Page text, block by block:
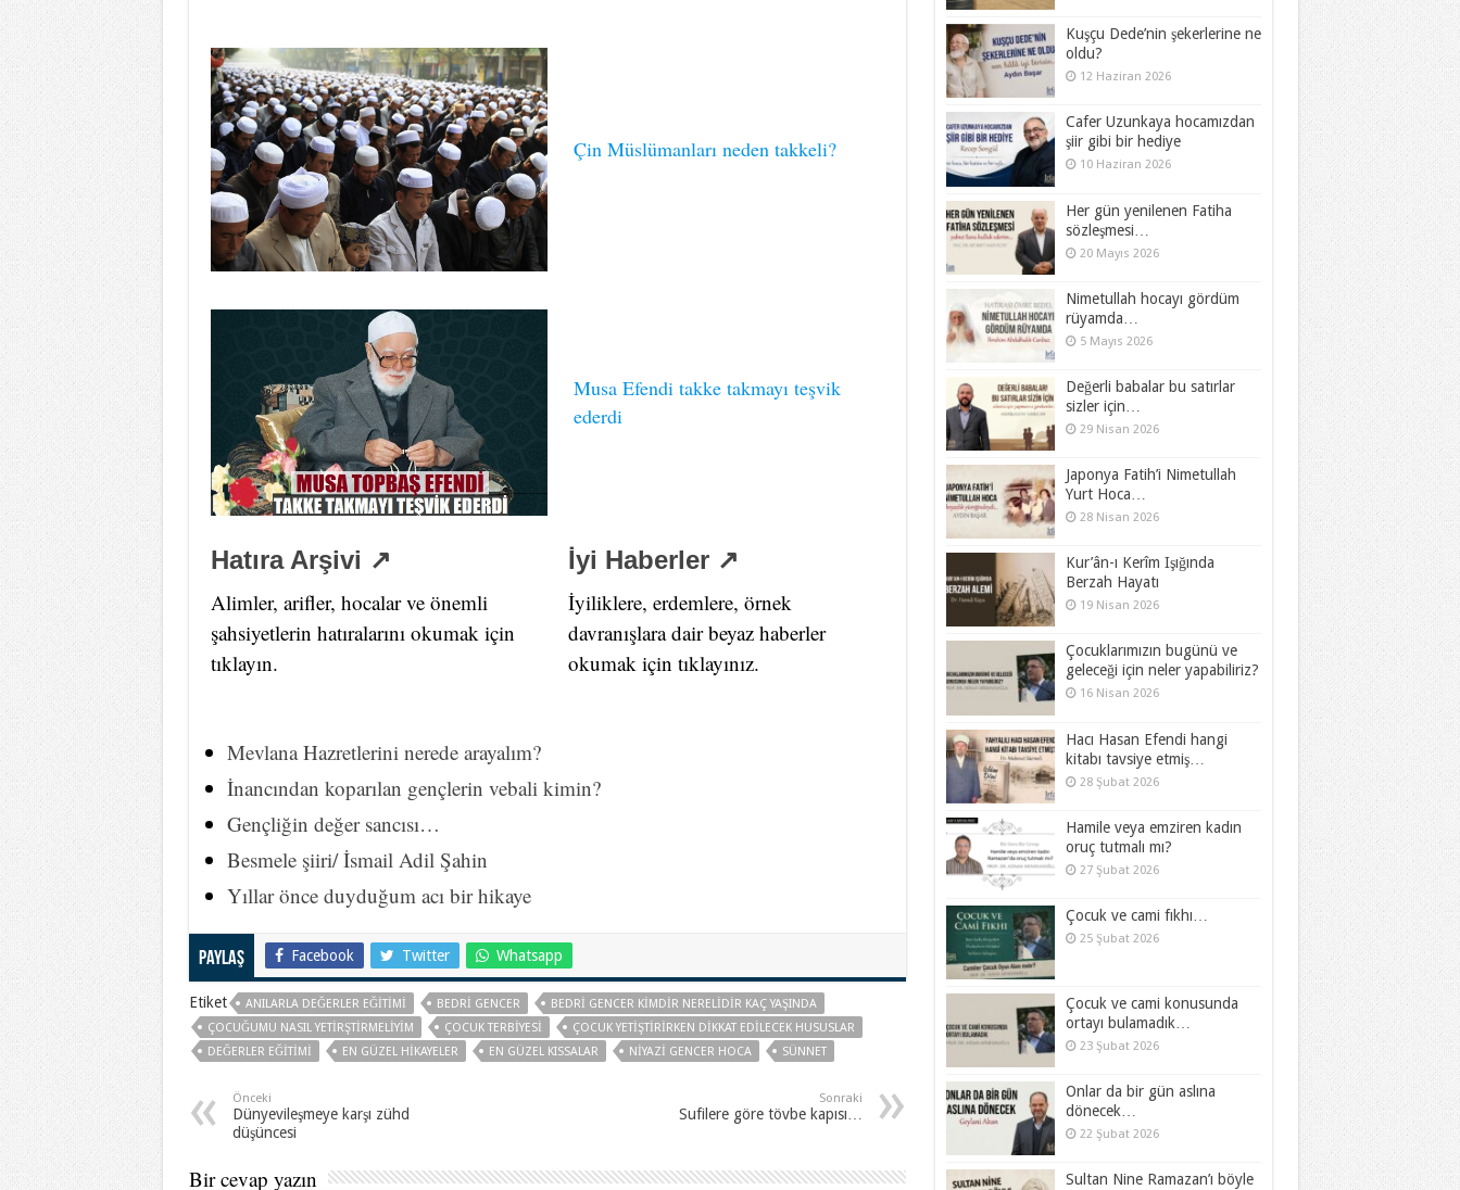
Çin Müslümanları neden takkeli?
Musa Efendi takke takmayı teşvik
ederdi
Hatıra Arşivi ↗
Alimler, arifler, hocalar ve önemli
şahsiyetlerin hatıralarını okumak için
tıklayın.
İyi Haberler ↗
İyiliklere, erdemlere, örnek
davranışlara dair beyaz haberler
okumak için tıklayınız.
Mevlana Hazretlerini nerede arayalım?
İnancından koparılan gençlerin vebali kimin?
Gençliğin değer sancısı…
Besmele şiiri/ İsmail Adil Şahin
Yıllar önce duyduğum acı bir hikaye
Paylaş Facebook Twitter Whatsapp
Etiket ANILARLA DEĞERLER EĞITIMI BEDRI GENCER
BEDRI GENCER KIMDIR NERELIDIR KAÇ YAŞINDA
ÇOCUĞUMU NASIL YETIRŞTIRMELIYIM
ÇOCUK TERBIYESI
ÇOCUK YETIŞTIRIRKEN DIKKAT EDILECEK HUSUSLAR
DEĞERLER EĞITIMI
EN GÜZEL HIKAYELER EN GÜZEL KISSALAR NIYAZI GENCER HOCA SÜNNET
Önceki
Dünyevileşmeye karşı zühd
düşüncesi
Sonraki
Sufilere göre tövbe kapısı…
Bir cevap yazın
Kuşçu Dede’nin şekerlerine ne
oldu?
12 Haziran 2026
Cafer Uzunkaya hocamızdan
şiir gibi bir hediye
10 Haziran 2026
Her gün yenilenen Fatiha
sözleşmesi…
20 Mayıs 2026
Nimetullah hocayı gördüm
rüyamda…
5 Mayıs 2026
Değerli babalar bu satırlar
sizler için…
29 Nisan 2026
Japonya Fatih’i Nimetullah
Yurt Hoca…
28 Nisan 2026
Kur’ân-ı Kerîm Işığında
Berzah Hayatı
19 Nisan 2026
Çocuklarımızın bugünü ve
geleceği için neler yapabiliriz?
16 Nisan 2026
Hacı Hasan Efendi hangi
kitabı tavsiye etmiş…
28 Şubat 2026
Hamile veya emziren kadın
oruç tutmalı mı?
27 Şubat 2026
Çocuk ve cami fıkhı…
25 Şubat 2026
Çocuk ve cami konusunda
ortayı bulamadık…
23 Şubat 2026
Onlar da bir gün aslına
dönecek…
22 Şubat 2026
Sultan Nine Ramazan’ı böyle